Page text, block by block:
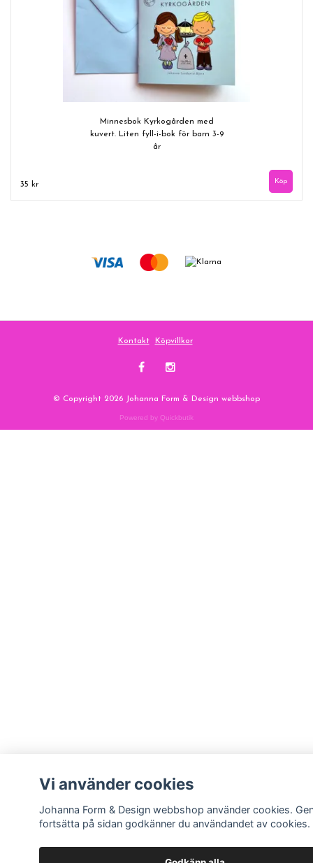
Minnesbok Kyrkogården med
kuvert. Liten fyll-i-bok för barn 3-9
år
35 kr
Kontakt Köpvillkor
© Copyright 2026 Johanna Form & Design webbshop
Powered by Quickbutik
Vi använder cookies
Johanna Form & Design webbshop använder cookies.
fortsätta på sidan godkänner du användandet av cookies.